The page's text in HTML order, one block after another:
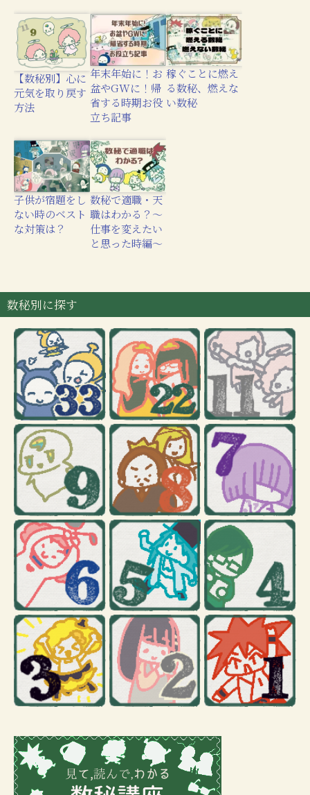
【数秘別】心に
元気を取り戻す
方法
年末年始に！お
盆やGWに！帰
省する時期お役
立ち記事
稼ぐことに燃え
る数秘、燃えな
い数秘
子供が宿題をし
ない時のベスト
な対策は？
数秘で適職・天
職はわかる？〜
仕事を変えたい
と思った時編〜
数秘別に探す